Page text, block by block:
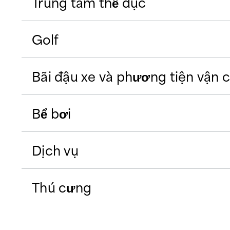
Trung tâm thể dục
Golf
Bãi đậu xe và phương tiện vận
Bể bơi
Dịch vụ
Thú cưng